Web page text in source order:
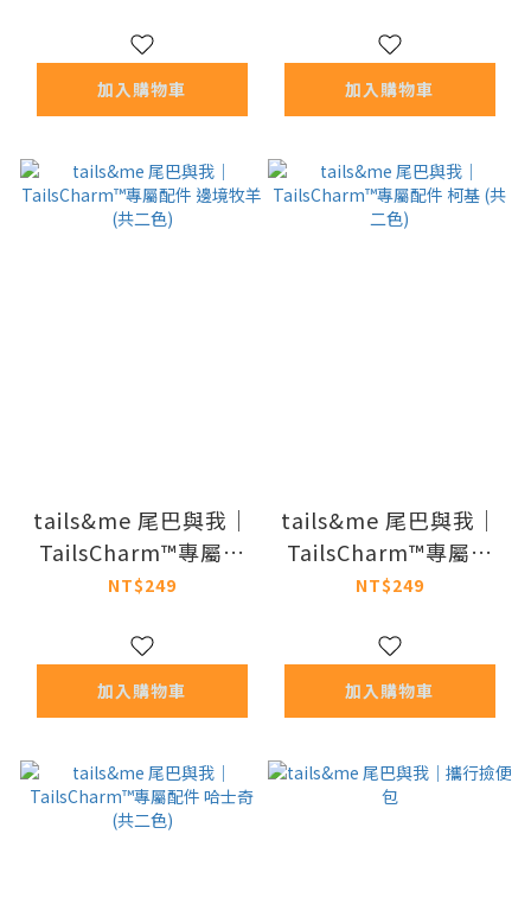
加入購物車 加入購物車
tails&me 尾巴與我｜
TailsCharm™專屬配
件 邊境牧羊 (共二色)
NT$249
加入購物車
tails&me 尾巴與我｜
TailsCharm™專屬配
件 柯基 (共二色)
NT$249
加入購物車